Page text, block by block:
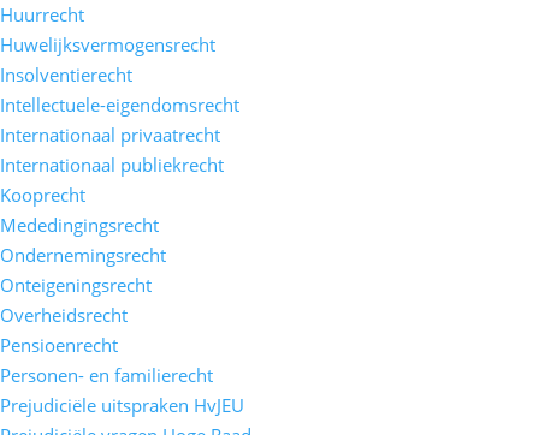
Huurrecht
Huwelijksvermogensrecht
Insolventierecht
Intellectuele-eigendomsrecht
Internationaal privaatrecht
Internationaal publiekrecht
Kooprecht
Mededingingsrecht
Ondernemingsrecht
Onteigeningsrecht
Overheidsrecht
Pensioenrecht
Personen- en familierecht
Prejudiciële uitspraken HvJEU